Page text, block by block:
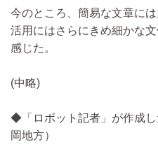
今のところ、簡易な文章に
活用にはさらにきめ細かな
感じた。
(中略)
◆「ロボット記者」が作成
岡地方）